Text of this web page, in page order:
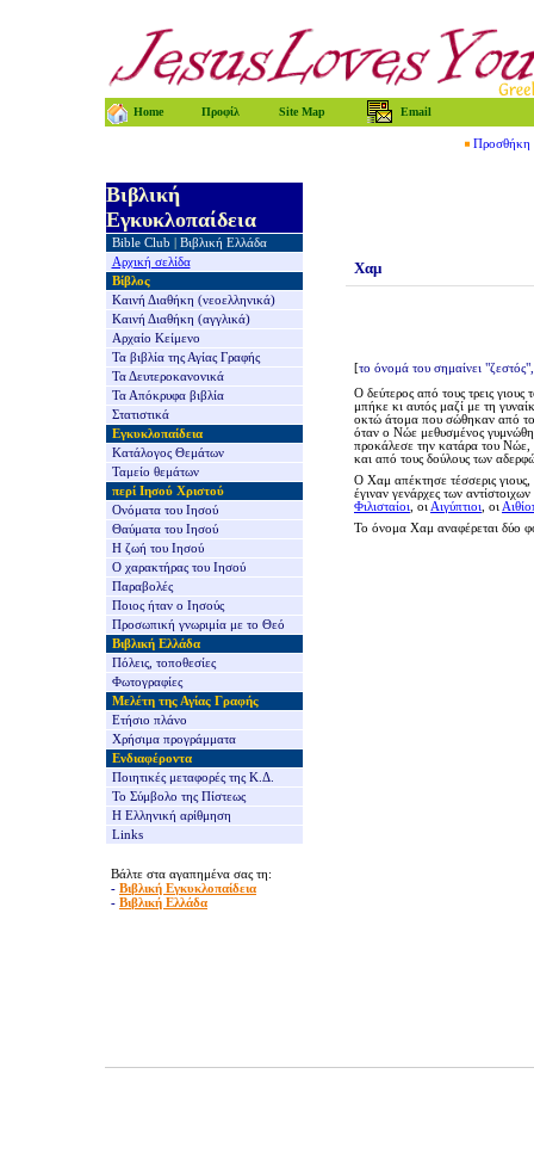
Home Προφίλ Site Map Email
Προσθήκη
Βιβλική
Εγκυκλοπαίδεια
Bible Club
Βιβλική Ελλάδα
Αρχική σελίδα
Βίβλος
Καινή Διαθήκη (νεοελληνικά)
Καινή Διαθήκη (αγγλικά)
Αρχαίο Κείμενο
Τα βιβλία τηςΑγίας Γραφής
Τα Δευτεροκανονικά
Τα Απόκρυφα βιβλία
Στατιστικά
Εγκυκλοπαίδεια
Κατάλογος Θεμάτων
Ταμείο θεμάτων
περί Ιησού Χριστού
Ονόματα του Ιησού
Θαύματα του Ιησού
Η ζωή του Ιησού
Ο χαρακτήρας του Ιησού
Παραβολές
Ποιος ήταν ο Ιησούς
Προσωπική γνωριμία με το Θεό
Βιβλική Ελλάδα
Πόλεις, τοποθεσίες
Φωτογραφίες
Μελέτη της Αγίας Γραφής
Ετήσιο πλάνο
Χρήσιμα προγράμματα
Ενδιαφέροντα
Ποιητικές μεταφορές της Κ.Δ.
Το Σύμβολο της Πίστεως
Η Ελληνική αρίθμηση
Links
Βάλτε στα αγαπημένα σας τη:
- Βιβλική Εγκυκλοπαίδεια
- Βιβλική Ελλάδα
Χαμ
[το όνομά του σημαίνει
Ο δεύτερος από τους τρεις γιους
μπήκε κι αυτός μαζί με τη
οκτώ άτομα που σώθηκαν από
όταν ο Νώε μεθυσμένος
προκάλεσε την κατάρα του Νώε,
και από τους δούλους των
Ο Χαμ απέκτησε τέσσερις
έγιναν γενάρχες των
Φιλισταίοι , οι Αιγύπτιοι , οι
Το όνομα Χαμ αναφέρεται δύο